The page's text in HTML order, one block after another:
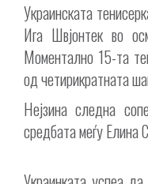
Украинската
Ига Швjонтек во
Моментално 15-та
од четирикратната
Нејзина следна
средбата меѓу Елина